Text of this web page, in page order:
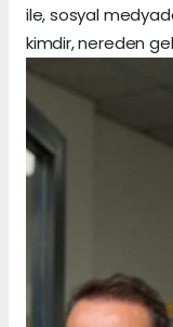
ile, sosyal
kimdir, nereden